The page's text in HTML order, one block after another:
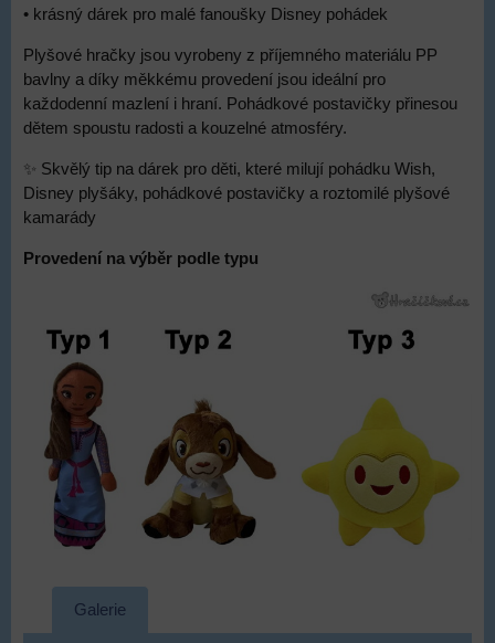
• krásný dárek pro malé fanoušky Disney pohádek
Plyšové hračky jsou vyrobeny z příjemného materiálu PP
bavlny a díky měkkému provedení jsou ideální pro
každodenní mazlení i hraní. Pohádkové postavičky přinesou
dětem spoustu radosti a kouzelné atmosféry.
✨ Skvělý tip na dárek pro děti, které milují pohádku Wish,
Disney plyšáky, pohádkové postavičky a roztomilé plyšové
kamarády
Provedení na výběr podle typu
Galerie